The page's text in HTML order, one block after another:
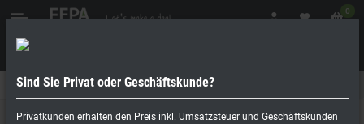
0
Geschäftskunde
Kantine & Buffet
Sind Sie Privat oder Geschäftskunde?
Privatkunden erhalten den Preis inkl. Umsatzsteuer und Geschäftskunden